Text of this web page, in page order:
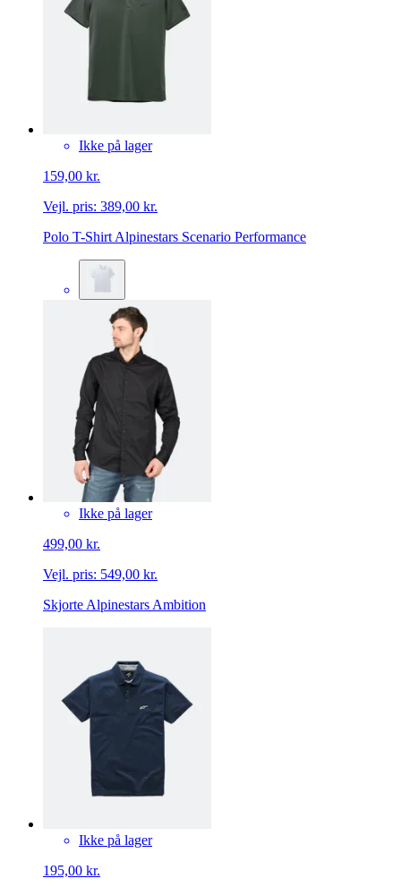
Ikke på lager
159,00 kr.
Vejl. pris: 389,00 kr.
Polo T-Shirt Alpinestars Scenario Performance
Ikke på lager
499,00 kr.
Vejl. pris: 549,00 kr.
Skjorte Alpinestars Ambition
Ikke på lager
195,00 kr.